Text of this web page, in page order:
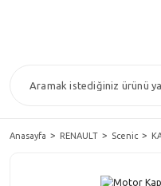
Anasayfa RENAULT Scenic